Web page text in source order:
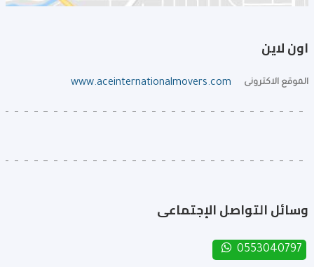
اون لاين
الموقع الاكترونى www.aceinternationalmovers.com
وسائل التواصل الإجتماعى
0553040797